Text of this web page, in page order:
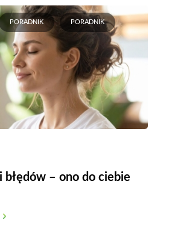
PORADNIK PORADNIK
błędów – ono do ciebie